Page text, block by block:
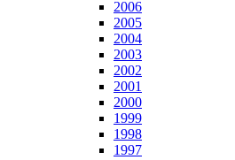
2006
2005
2004
2003
2002
2001
2000
1999
1998
1997